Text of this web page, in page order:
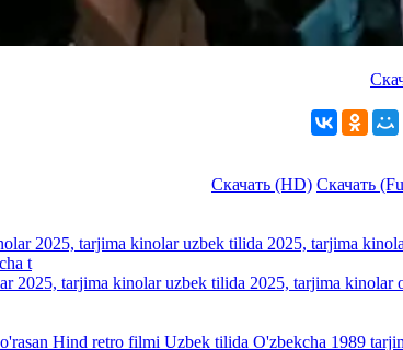
Скачать (HD) Скачать
2025, tarjima kinolar uzbek tilida 2025, tarjima